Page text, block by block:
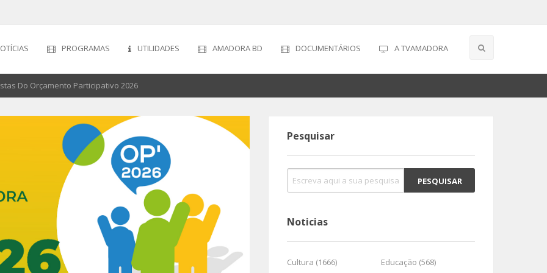
PROGRAMAS UTILIDADES AMADORA BD DOCUMENTÁRIOS A TVAMADORA
Do Orçamento Participativo 2026
Pesquisar
Noticias
Cultura (1666)
Educação (568)